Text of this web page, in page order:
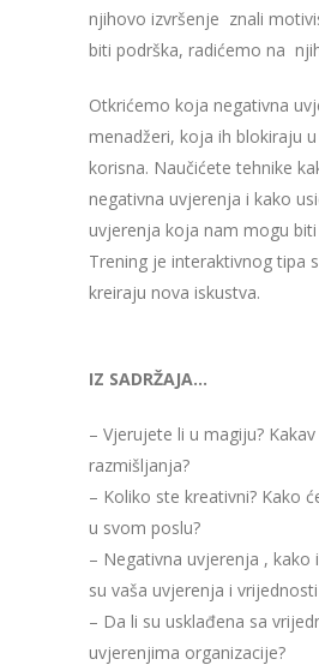
njihovo izvršenje znali
biti podrška, radićemo na
Otkrićemo koja negativna
menadžeri, koja ih blokiraju
korisna. Naučićete tehnike
negativna uvjerenja i kako
uvjerenja koja nam mogu
Trening je interaktivnog tipa
kreiraju nova iskustva.
IZ SADRŽAJA…
– Vjerujete li u magiju?
razmišljanja?
– Koliko ste kreativni? Kako
u svom poslu?
– Negativna uvjerenja , kako
su vaša uvjerenja i
– Da li su usklađena sa
uvjerenjima organizacije?